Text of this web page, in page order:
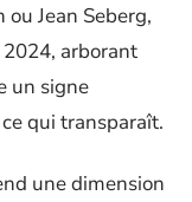
Jean Seberg,
arborant
un signe
qui transparaît.
une dimension